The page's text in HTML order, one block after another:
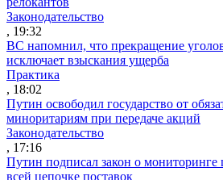
Законодательство
, 19:32
ВС напомнил, что прекращение
исключает взыскания ущерба
Практика
, 18:02
Путин освободил государство от
миноритариям при передаче акций
Законодательство
, 17:16
Путин подписал закон о
всей цепочке поставок